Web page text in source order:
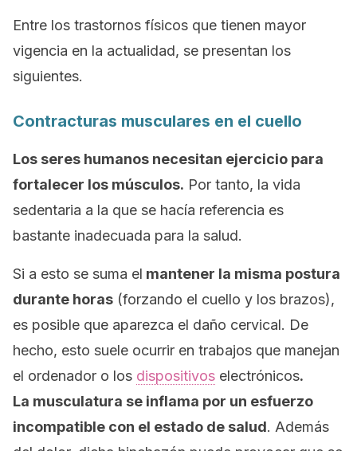
Entre los trastornos físicos que tienen mayor
vigencia en la actualidad, se presentan los
siguientes.
Contracturas musculares en el cuello
Los seres humanos necesitan ejercicio para
fortalecer los músculos. Por tanto, la vida
sedentaria a la que se hacía referencia es
bastante inadecuada para la salud.
Si a esto se suma el mantener la misma postura
durante horas (forzando el cuello y los brazos),
es posible que aparezca el daño cervical. De
hecho, esto suele ocurrir en trabajos que manejan
el ordenador o los dispositivos electrónicos.
La musculatura se inflama por un esfuerzo
incompatible con el estado de salud. Además